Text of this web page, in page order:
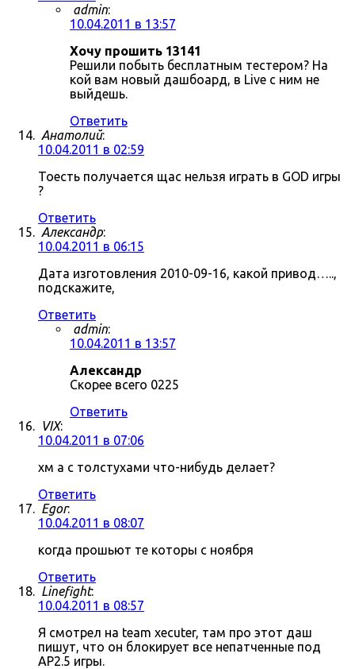
admin:
10.04.2011 в 13:57
Хочу прошить 13141
Решили побыть бесплатным тестером? На
кой вам новый дашбоард, в Live с ним не
выйдешь.
Ответить
Анатолий:
10.04.2011 в 02:59
Тоесть получается щас нельзя играть в GOD игры
?
Ответить
Александр:
10.04.2011 в 06:15
Дата изготовления 2010-09-16, какой привод…..,
подскажите,
Ответить
admin:
10.04.2011 в 13:57
Александр
Скорее всего 0225
Ответить
VIX:
10.04.2011 в 07:06
хм а с толстухами что-нибудь делает?
Ответить
Egor:
10.04.2011 в 08:07
когда прошьют те которы с ноября
Ответить
Linefight:
10.04.2011 в 08:57
Я смотрел на team xecuter, там про этот даш
пишут, что он блокирует все непатченные под
AP2.5 игры.